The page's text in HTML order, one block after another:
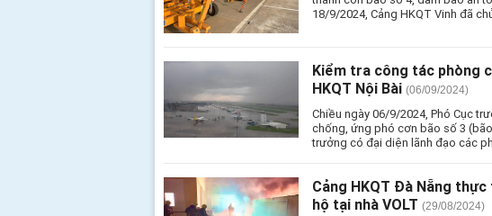
18/9/2024, Cảng HKQT Vinh đã
Kiểm tra công tác phòng
HKQT Nội Bài (06/09/2024)
Chiều ngày 06/9/2024, Phó Cục
chống, ứng phó cơn bão số 3 (bão
trưởng có đại diện lãnh đạo các
Cảng HKQT Đà Nẵng
hộ tại nhà VOLT (29/08/2024)